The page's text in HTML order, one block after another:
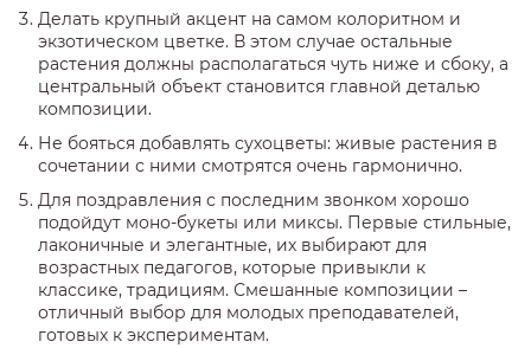
Делать крупный акцент на самом колоритном и
экзотическом цветке. В этом случае остальные
растения должны располагаться чуть ниже и сбоку, а
центральный объект становится главной деталью
композиции.
Не бояться добавлять сухоцветы: живые растения в
сочетании с ними смотрятся очень гармонично.
Для поздравления с последним звонком хорошо
подойдут моно-букеты или миксы. Первые стильные,
лаконичные и элегантные, их выбирают для
возрастных педагогов, которые привыкли к
классике, традициям. Смешанные композиции –
отличный выбор для молодых преподавателей,
готовых к экспериментам.